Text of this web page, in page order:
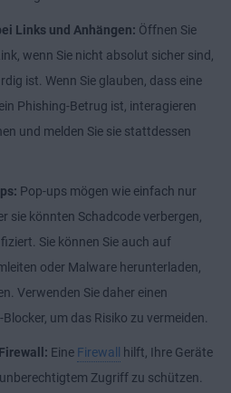
Links und Anhängen: Öffnen Sie
wenn Sie nicht absolut sicher sind,
ist. Wenn Sie glauben, dass eine
Phishing-Betrug ist, interagieren
und melden Sie sie stattdessen
Pop-ups mögen wie einfach nur
sie könnten Schadcode verbergen,
Sie können Sie auch auf
oder Malware herunterladen,
Verwenden Sie daher einen
um das Risiko zu vermeiden.
Eine Firewall
hilft, Ihre Geräte
Zugriff zu schützen.